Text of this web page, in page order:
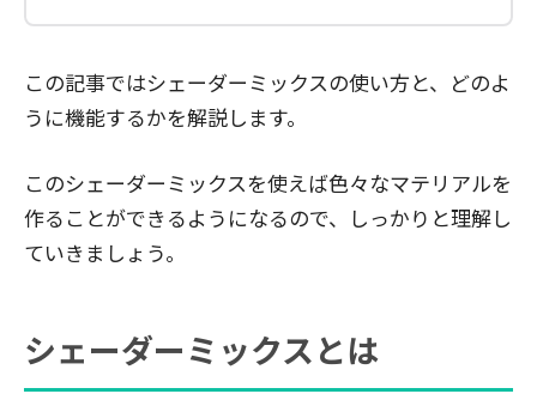
この記事ではシェーダーミックスの使い方と、どのよ
うに機能するかを解説します。
このシェーダーミックスを使えば色々なマテリアルを
作ることができるようになるので、しっかりと理解し
ていきましょう。
シェーダーミックスとは